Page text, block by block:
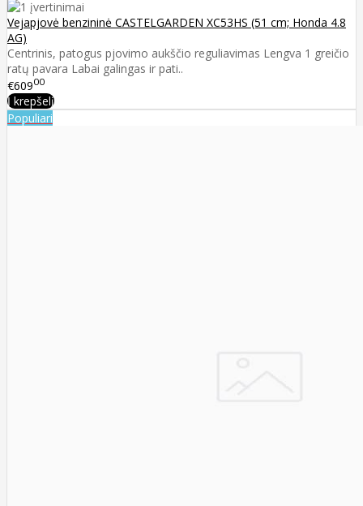
Vejapjovė benzininė CASTELGARDEN XC53HS (51 cm; Honda 4.8
AG)
Centrinis, patogus pjovimo aukščio reguliavimas Lengva 1 greičio
ratų pavara Labai galingas ir pati..
€60900
Į krepšelį
Populiari